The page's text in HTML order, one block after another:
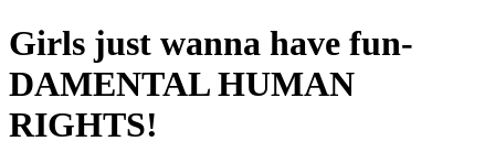
Girls just wanna have fun-
DAMENTAL HUMAN
RIGHTS!